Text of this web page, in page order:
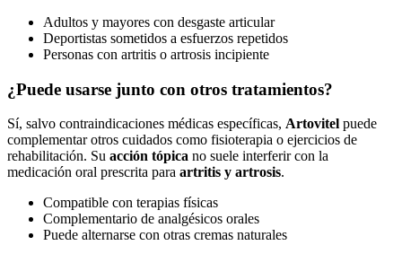
Adultos y mayores con desgaste articular
Deportistas sometidos a esfuerzos repetidos
Personas con artritis o artrosis incipiente
¿Puede usarse junto con otros tratamientos?
Sí, salvo contraindicaciones médicas específicas, Artovitel puede
complementar otros cuidados como fisioterapia o ejercicios de
rehabilitación. Su acción tópica no suele interferir con la
medicación oral prescrita para artritis y artrosis.
Compatible con terapias físicas
Complementario de analgésicos orales
Puede alternarse con otras cremas naturales